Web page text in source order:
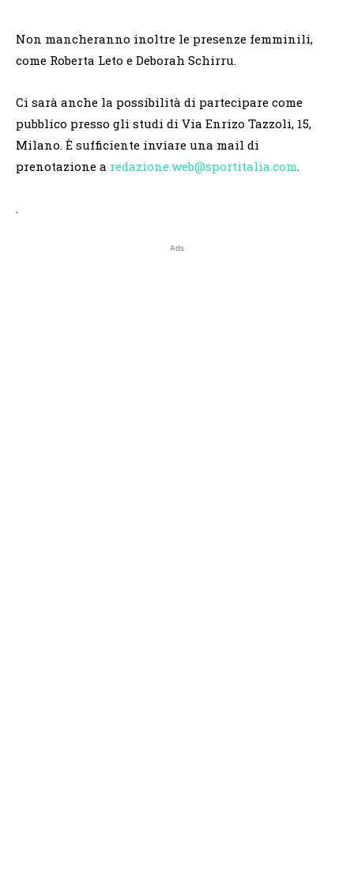
Non mancheranno inoltre le presenze femminili,
come Roberta Leto e Deborah Schirru.
Ci sarà anche la possibilità di partecipare come
pubblico presso gli studi di Via Enrizo Tazzoli, 15,
Milano. È sufficiente inviare una mail di
prenotazione a redazione.web@sportitalia.com.
.
Ads